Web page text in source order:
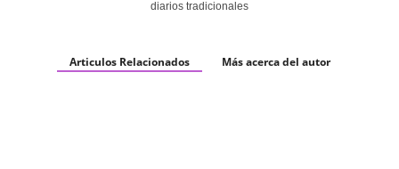
diarios tradicionales
Articulos Relacionados Más acerca del autor